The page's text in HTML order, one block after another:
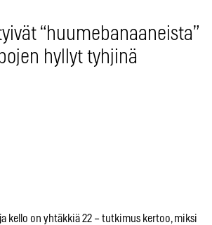
“huumebanaaneista”
hyllyt tyhjinä
kello on yhtäkkiä 22 – tutkimus kertoo, miksi